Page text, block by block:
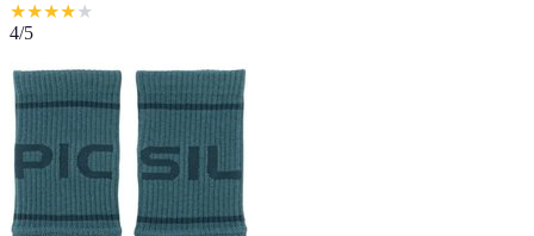
★★★★★
4/5